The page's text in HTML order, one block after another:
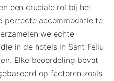
een cruciale rol bij het
perfecte accommodatie te
we echte
in de hotels in Sant Feliu
Elke beoordeling bevat
op factoren zoals